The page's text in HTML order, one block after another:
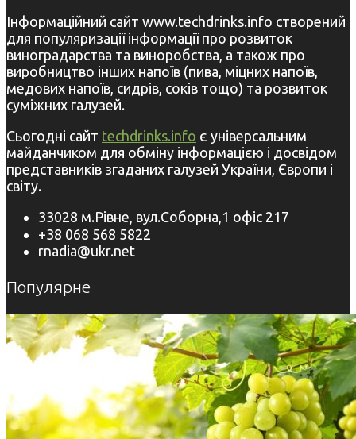
Інформаційний сайт www.techdrinks.info створений
для популяризації інформації про розвиток
виноградарства та виноробства, а також про
виробництво інших напоїв (пива, міцних напоїв,
медових напоїв, сидрів, соків тощо) та розвиток
суміжних галузей.
Сьогодні сайт techdrinks.info є універсальним
майданчиком для обміну інформацією і досвідом
представників згаданих галузей України, Європи і
світу.
33028 м.Рівне, вул.Соборна,1 офіс 217
+38 068 568 5822
rnadia@ukr.net
Популярне